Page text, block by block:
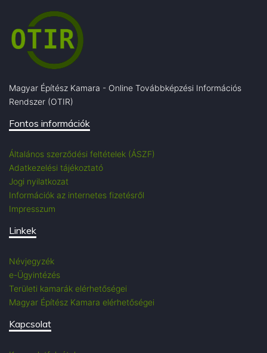
Magyar Építész Kamara - Online Továbbképzési Információs
Rendszer (OTIR)
Fontos információk
Általános szerződési feltételek (ÁSZF)
Adatkezelési tájékoztató
Jogi nyilatkozat
Információk az internetes fizetésről
Impresszum
Linkek
Névjegyzék
e-Ügyintézés
Területi kamarák elérhetőségei
Magyar Építész Kamara elérhetőségei
Kapcsolat